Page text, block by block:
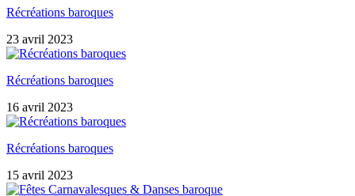
Récréations baroques
23 avril 2023
Récréations baroques
16 avril 2023
Récréations baroques
15 avril 2023